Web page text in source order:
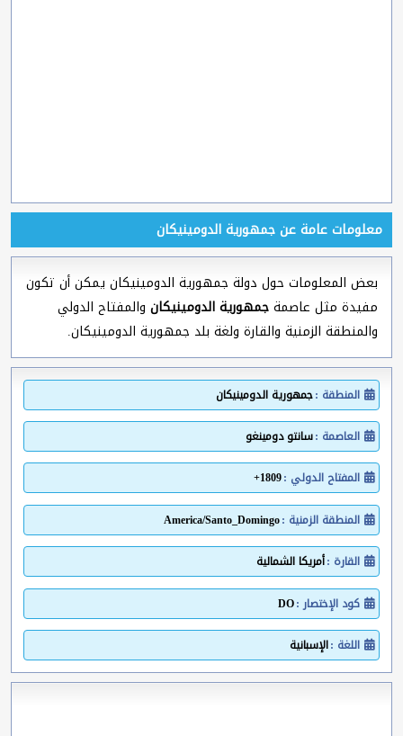
معلومات عامة عن جمهورية الدومينيكان
بعض المعلومات حول دولة جمهورية الدومينيكان يمكن أن تكون
مفيدة مثل عاصمةجمهورية الدومينيكان والمفتاح الدولي
والمنطقة الزمنية والقارة ولغة بلد جمهورية الدومينيكان.
المنطقة :جمهورية الدومينيكان
العاصمة :سانتو دومينغو
المفتاح الدولي :1809+
المنطقة الزمنية :America/Santo_Domingo
القارة :أمريكا الشمالية
كود الإختصار :DO
اللغة :الإسبانية